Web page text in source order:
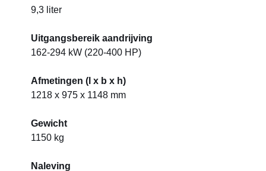
9,3 liter
Uitgangsbereik aandrijving
162-294 kW (220-400 HP)
Afmetingen (l x b x h)
1218 x 975 x 1148 mm
Gewicht
1150 kg
Naleving